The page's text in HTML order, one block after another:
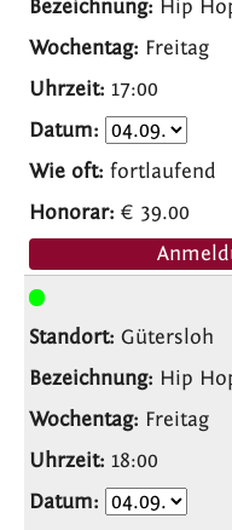
Hip
Freitag
17:00
fortlaufend
€ 39.00
Gütersloh
Hip
Freitag
18:00